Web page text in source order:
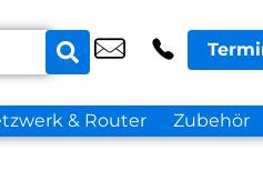
& Router Zubehör